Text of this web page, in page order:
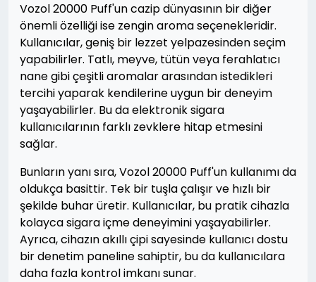
Vozol 20000 Puff'un cazip dünyasının bir diğer
önemli özelliği ise zengin aroma seçenekleridir.
Kullanıcılar, geniş bir lezzet yelpazesinden seçim
yapabilirler. Tatlı, meyve, tütün veya ferahlatıcı
nane gibi çeşitli aromalar arasından istedikleri
tercihi yaparak kendilerine uygun bir deneyim
yaşayabilirler. Bu da elektronik sigara
kullanıcılarının farklı zevklere hitap etmesini
sağlar.
Bunların yanı sıra, Vozol 20000 Puff'un kullanımı da
oldukça basittir. Tek bir tuşla çalışır ve hızlı bir
şekilde buhar üretir. Kullanıcılar, bu pratik cihazla
kolayca sigara içme deneyimini yaşayabilirler.
Ayrıca, cihazın akıllı çipi sayesinde kullanıcı dostu
bir denetim paneline sahiptir, bu da kullanıcılara
daha fazla kontrol imkanı sunar.